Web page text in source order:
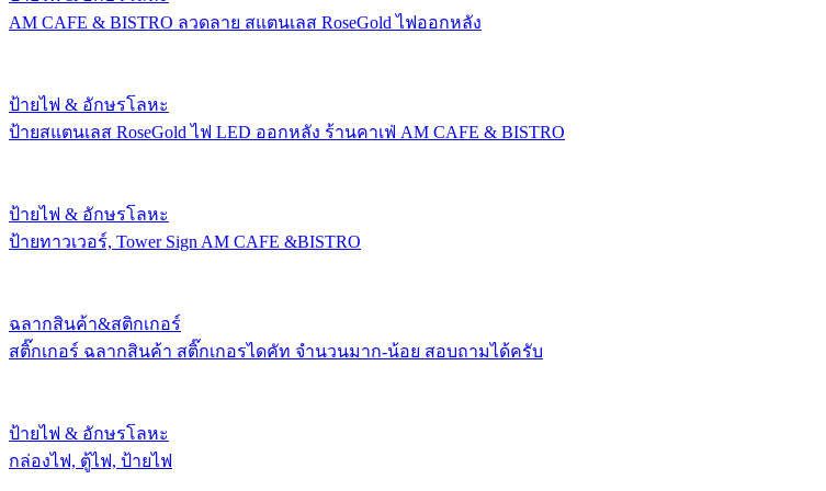
AM CAFE & BISTRO ลวดลาย สแตนเลส RoseGold ไฟออกหลัง
ป้ายไฟ & อักษรโลหะ
ป้ายสแตนเลส RoseGold ไฟ LED ออกหลัง ร้านคาเฟ่ AM CAFE & BISTRO
ป้ายไฟ & อักษรโลหะ
ป้ายทาวเวอร์, Tower Sign AM CAFE &BISTRO
ฉลากสินค้า&สติกเกอร์
สติ๊กเกอร์ ฉลากสินค้า สติ๊กเกอรไดคัท จำนวนมาก-น้อย สอบถามได้ครับ
ป้ายไฟ & อักษรโลหะ
กล่องไฟ, ตู้ไฟ, ป้ายไฟ